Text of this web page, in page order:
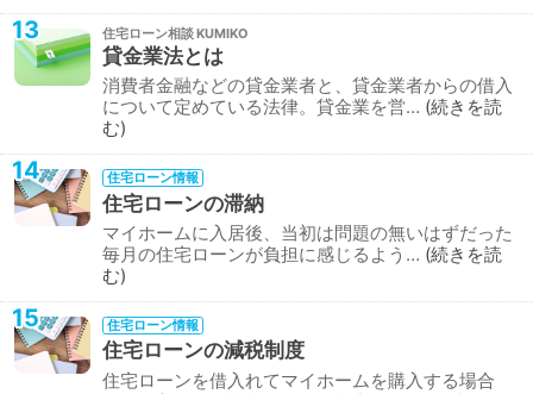
13 住宅ローン相談
貸金業法とは
消費者金融などの貸金業者と、貸金業者からの借入
について定めている法律。貸金業を営… 続きを読
む
14 住宅ローン情報
住宅ローンの滞納
マイホームに入居後、当初は問題の無いはずだった
毎月の住宅ローンが負担に感じるよう… 続きを読
む
15 住宅ローン情報
住宅ローンの減税制度
住宅ローンを借入れてマイホームを購入する場合